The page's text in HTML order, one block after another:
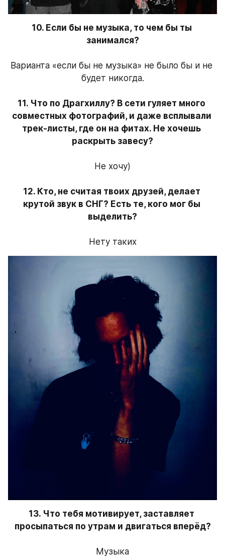
10. Если бы не музыка, то чем бы ты
занимался?
Варианта «если бы не музыка» не было бы и не
будет никогда.
11. Что по Драгхиллу? В сети гуляет много
совместных фотографий, и даже всплывали
трек-листы, где он на фитах. Не хочешь
раскрыть завесу?
Не хочу)
12. Кто, не считая твоих друзей, делает
крутой звук в СНГ? Есть те, кого мог бы
выделить?
Нету таких
13. Что тебя мотивирует, заставляет
просыпаться по утрам и двигаться вперёд?
Музыка